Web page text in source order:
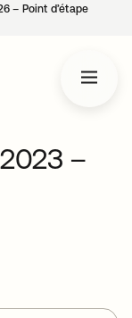
– Point d’étape
–